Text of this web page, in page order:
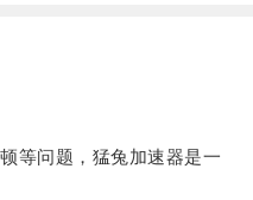
问题，猛兔加速器是一